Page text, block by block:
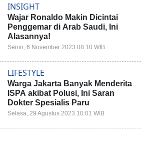
INSIGHT
Wajar Ronaldo Makin Dicintai
Penggemar di Arab Saudi, Ini
Alasannya!
Senin, 6 November 2023 08:10 WIB
LIFESTYLE
Warga Jakarta Banyak Menderita
ISPA akibat Polusi, Ini Saran
Dokter Spesialis Paru
Selasa, 29 Agustus 2023 10:01 WIB